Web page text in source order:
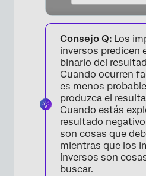
Consejo Q: Los
inversos predicen
binario del
Cuando ocurren
es menos
produzca el
Cuando estás
resultado
son cosas que
mientras que los
inversos son
buscar.